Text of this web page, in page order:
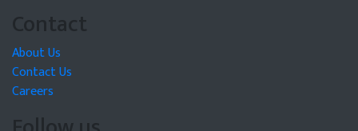
Contact
About Us
Contact Us
Careers